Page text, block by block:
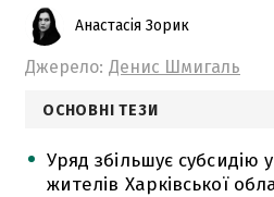
Анастасія Зорик
Джерело: Денис Шмигаль
ОСНОВНІ ТЕЗИ
Уряд збільшує субсидію
жителів Харківської